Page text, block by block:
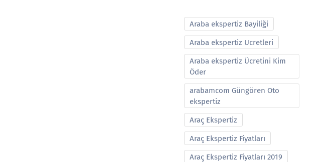
Araba ekspertiz Bayiliği
Araba ekspertiz Ucretleri
Araba ekspertiz Ücretini Kim
Öder
arabamcom Güngören Oto
ekspertiz
Araç Ekspertiz
Araç Ekspertiz Fiyatları
Araç Ekspertiz Fiyatları 2019